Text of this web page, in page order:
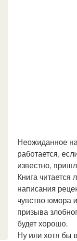
Неожиданное
работается,
известно,
Книга читается
написания
чувство юмора
призыва
будет хорошо.
Ну или хотя бы